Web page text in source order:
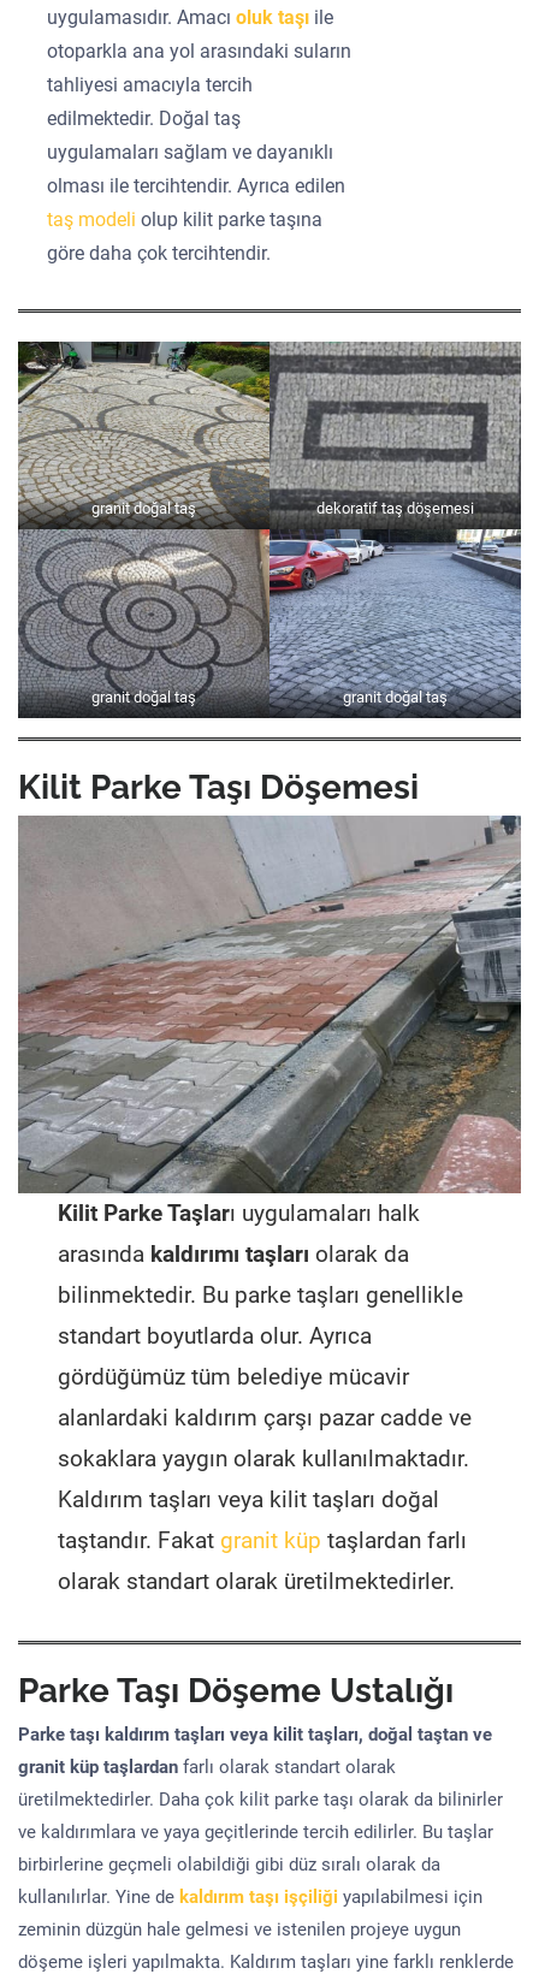
uygulamasıdır. Amacıoluk taşı ile
otoparkla ana yol arasındaki suların
tahliyesi amacıyla tercih
edilmektedir. Doğal taş
uygulamaları sağlam ve dayanıklı
olması ile tercihtendir. Ayrıca edilen
taş modeliolup kilit parke taşına
göre daha çok tercihtendir.
granit doğal taş dekoratif taş döşemesi
granit doğal taş granit doğal taş
Kilit Parke Taşı Döşemesi
Kilit Parke Taşları uygulamaları halk
arasında kaldırımı taşları olarak da
bilinmektedir. Bu parke taşları genellikle
standart boyutlarda olur. Ayrıca
gördüğümüz tüm belediye mücavir
alanlardaki kaldırım çarşı pazar cadde ve
sokaklara yaygın olarak kullanılmaktadır.
Kaldırım taşları veya kilit taşları doğal
taştandır. Fakat granit küp taşlardan farlı
olarak standart olarak üretilmektedirler.
Parke Taşı Döşeme Ustalığı
Parke taşı kaldırım taşları veya kilit taşları, doğal taştan ve
granit küp taşlardan farlı olarak standart olarak
üretilmektedirler. Daha çok kilit parke taşı olarak da bilinirler
ve kaldırımlara ve yaya geçitlerinde tercih edilirler. Bu taşlar
birbirlerine geçmeli olabildiği gibi düz sıralı olarak da
kullanılırlar. Yine de kaldırım taşı işçiliği yapılabilmesi için
zeminin düzgün hale gelmesi ve istenilen projeye uygun
döşeme işleri yapılmakta. Kaldırım taşları yine farklı renklerde